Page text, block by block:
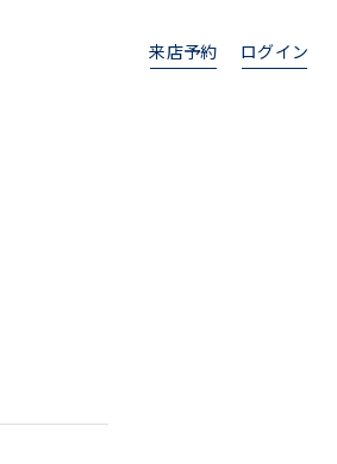
来店予約 ログイン